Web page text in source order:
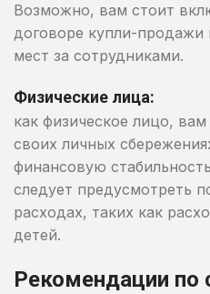
Возможно, вам стоит
договоре купли-продажи
мест за сотрудниками.
Физические лица:
как физическое лицо,
своих личных
финансовую
следует предусмотреть
расходах, таких как
детей.
Рекомендации по